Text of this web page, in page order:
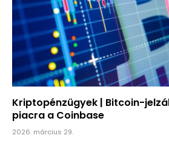
Kriptopénzügyek | Bitcoin-
piacra a Coinbase
2026. március 29.